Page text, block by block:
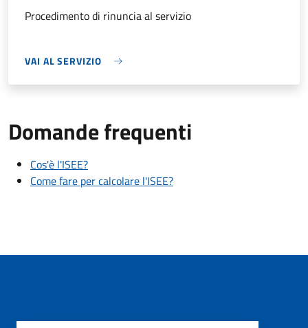
Procedimento di rinuncia al servizio
VAI AL SERVIZIO
Domande frequenti
Cos'è l'ISEE?
Come fare per calcolare l'ISEE?